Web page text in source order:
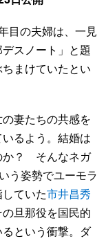
目の夫婦は、一見
スノート」と題
まけていたとい
妻たちの共感を
るよう。結婚は
か？ そんなネガ
う姿勢でユーモラ
ていた市井昌秀
旦那役を国民的
という衝撃。ダ